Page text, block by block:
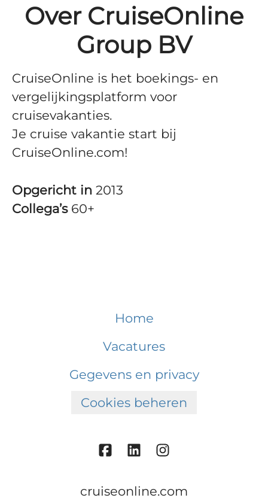
Over CruiseOnline
Group BV
CruiseOnline is het boekings- en
vergelijkingsplatform voor
cruisevakanties.
Je cruise vakantie start bij
CruiseOnline.com!
Opgericht in 2013
Collega’s 60+
Home
Vacatures
Gegevens en privacy
Cookies beheren
cruiseonline.com